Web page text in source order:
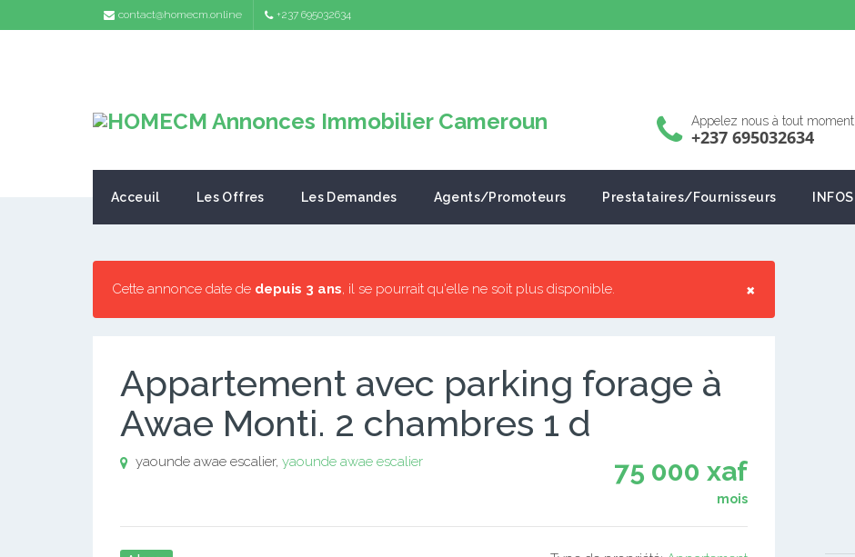
contact@homecm.online +237 695032634
Appelez nous à tout moment
+237 695032634
Acceuil Les Offres Les Demandes Agents/Promoteurs Prestataires/Fournisseurs INFOS
×
Cette annonce date de depuis 3 ans, il se pourrait qu'elle ne soit plus disponible.
Appartement avec parking forage à
Awae Monti. 2 chambres 1 d
75 000 xaf
mois
yaounde awae escalier, yaounde awae escalier